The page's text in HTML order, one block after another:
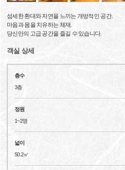
섬세한 환대와 자연을 느끼는 개방적인 공간.
마음과 몸을 치유하는 체재.
당신만의 고급 공간을 즐길 수 있습니다.
객실 상세
층수
3층
정원
1~2명
넓이
50.2㎡